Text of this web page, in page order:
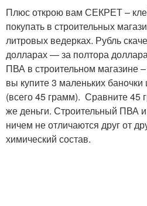
Плюс открою вам СЕКРЕТ –
покупать в строительных
литровых ведерках. Рубль
долларах — за полтора
ПВА в строительном магазине
вы купите 3 маленьких
(всего 45 грамм). Сравните 45
же деньги. Строительный ПВА
ничем не отличаются друг от
химический состав.